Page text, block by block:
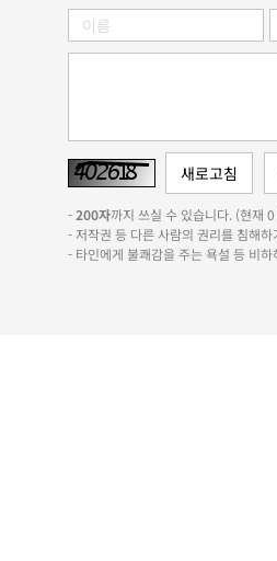
-200자까지 쓰실 수 있습니다. (현
- 저작권 등 다른 사람의 권리를 침해
- 타인에게 불쾌감을 주는 욕설 등 비